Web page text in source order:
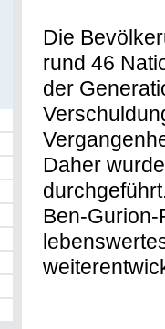
Die
rund 46
der
Daher
Ben-